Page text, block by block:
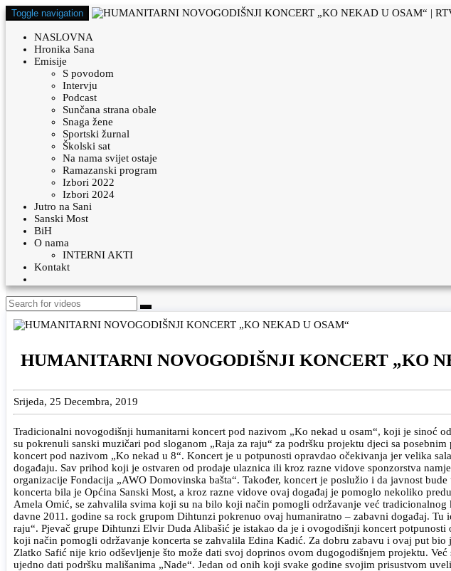
Toggle navigation
NASLOVNA
Hronika Sana
Emisije
S povodom
Intervju
Podcast
Sunčana strana obale
Snaga žene
Sportski žurnal
Školski sat
Na nama svijet ostaje
Ramazanski program
Izbori 2022
Izbori 2024
Jutro na Sani
Sanski Most
BiH
O nama
INTERNI AKTI
Kontakt
HUMANITARNI NOVOGODIŠNJI KONCERT „KO
Srijeda, 25 Decembra, 2019
Tradicionalni novogodišnji humanitarni koncert pod nazivom „Ko nekad u osam“, koji je sinoć
su pokrenuli sanski muzičari pod sloganom „Raja za raju“ za podršku projektu djeci sa
koncert pod nazivom „Ko nekad u 8“. Koncert je u potpunosti opravdao očekivanja jer velika
događaju. Sav prihod koji je ostvaren od prodaje ulaznica ili kroz razne vidove sponzorstva
organizacije Fondacija „AWO Domovinska bašta“. Također, koncert je poslužio i da javnost
koncerta bila je Općina Sanski Most, a kroz razne vidove ovaj događaj je pomoglo nekoliko
Amela Omić, se zahvalila svima koji su na bilo koji način pomogli održavanje već
davne 2011. godine sa rock grupom Dihtunzi pokrenuo ovaj humaniratno – zabavni događaj.
raju“. Pjevač grupe Dihtunzi Elvir Duda Alibašić je istakao da je i ovogodišnji koncert
koji način pomogli održavanje koncerta se zahvalila Edina Kadić. Za dobru zabavu i ovaj put
Zlatko Safić nije krio odševljenje što može dati svoj doprinos ovom dugogodišnjem projektu.
ujedno dati podršku mališanima „Nade“. Jedan od onih koji svake godine svojim prisustvom